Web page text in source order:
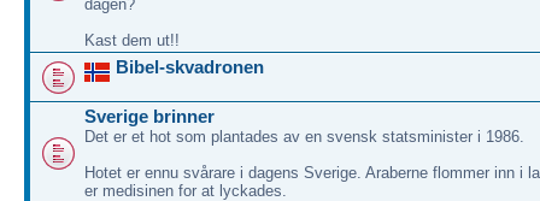
dagen?
Kast dem ut!!
Bibel-skvadronen
Sverige brinner
Det er et hot som plantades av en svensk statsminister i 1986.
Hotet er ennu svårare i dagens Sverige. Araberne flommer inn i
er medisinen for at lyckades.